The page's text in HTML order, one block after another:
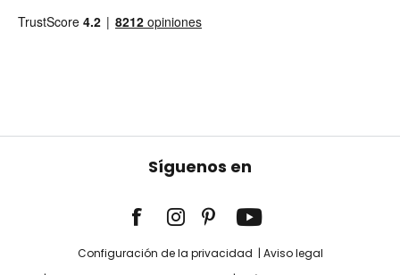
Síguenos en
Configuración de la privacidad
Aviso legal